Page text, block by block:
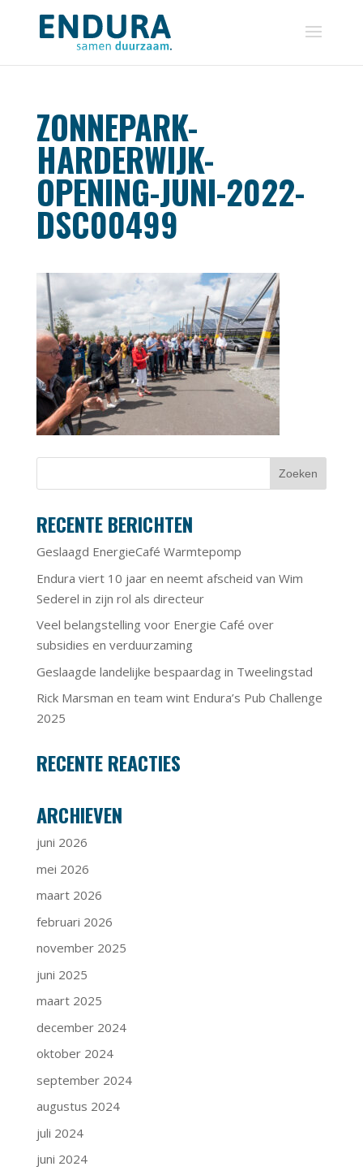
ZONNEPARK-
HARDERWIJK-
OPENING-JUNI-2022-
DSC00499
RECENTE BERICHTEN
Geslaagd EnergieCafé Warmtepomp
Endura viert 10 jaar en neemt afscheid van Wim
Sederel in zijn rol als directeur
Veel belangstelling voor Energie Café over
subsidies en verduurzaming
Geslaagde landelijke bespaardag in Tweelingstad
Rick Marsman en team wint Endura’s Pub Challenge
2025
RECENTE REACTIES
ARCHIEVEN
juni 2026
mei 2026
maart 2026
februari 2026
november 2025
juni 2025
maart 2025
december 2024
oktober 2024
september 2024
augustus 2024
juli 2024
juni 2024